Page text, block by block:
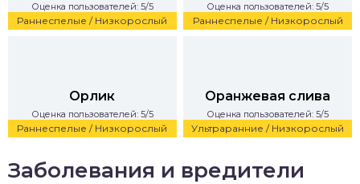
Раннеспелые / Низкорослый
Оценка пользователей: 5/5
Раннеспелые / Низкорослый
Оценка пользователей: 5/5
Раннеспелые / Низкорослый
Орлик
Оценка пользователей: 5/5
Ультраранние / Низкорослый
Оранжевая слива
Оценка пользователей: 5/5
Заболевания и вредители